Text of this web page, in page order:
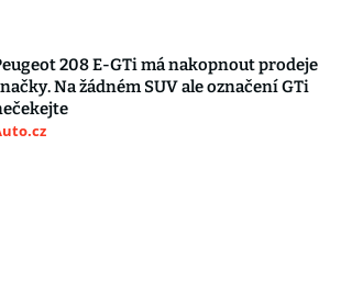
208 E-GTi má nakopnout prodeje
Na žádném SUV ale označení GTi